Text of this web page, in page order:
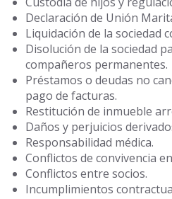
Declaración de Unión
Liquidación de la sociedad
Disolución de la sociedad
compañeros permanentes.
Préstamos o deudas no
pago de facturas.
Restitución de inmueble
Daños y perjuicios
Responsabilidad médica.
Conflictos de convivencia
Conflictos entre socios.
Incumplimientos